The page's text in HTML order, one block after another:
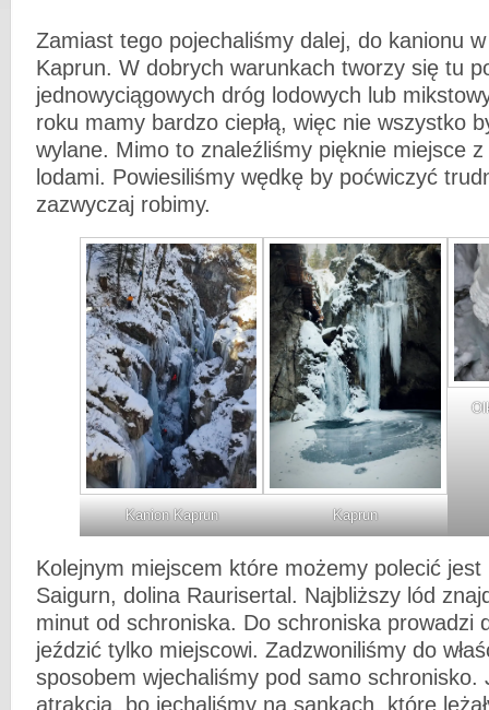
Zamiast tego pojechaliśmy dalej, do kanionu
Kaprun. W dobrych warunkach tworzy się tu
jednowyciągowych dróg lodowych lub
roku mamy bardzo ciepłą, więc nie wszystko
wylane. Mimo to znaleźliśmy pięknie miejsce
lodami. Powiesiliśmy wędkę by poćwiczyć
zazwyczaj robimy.
Kanion Kaprun Kaprun
Kolejnym miejscem które możemy polecić
Saigurn, dolina Raurisertal. Najbliższy lód
minut od schroniska. Do schroniska prowadzi
jeździć tylko miejscowi. Zadzwoniliśmy do
sposobem wjechaliśmy pod samo schronisko.
atrakcją, bo jechaliśmy na sankach, które